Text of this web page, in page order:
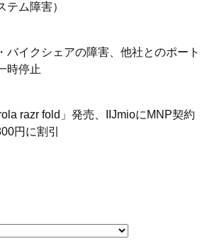
テム障害）
バイクシェアの障害、他社とのポート
時停止
razr fold」発売、IIJmioにMNP契約
円に割引